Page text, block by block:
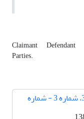
Claimant Defendant
Parties.
دوره 39، شماره 3 - شماره